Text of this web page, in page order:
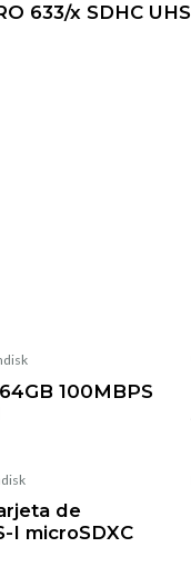
633/x SDHC
100MBPS
de
I microSDXC